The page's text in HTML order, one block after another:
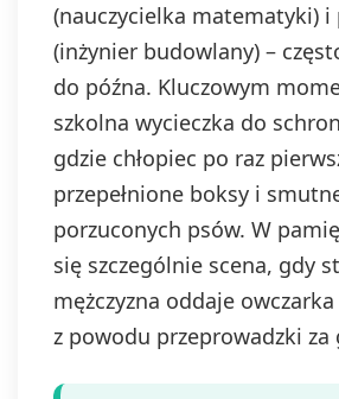
(nauczycielka matematyki) i
(inżynier budowlany) –
do późna. Kluczowym
szkolna wycieczka do
gdzie chłopiec po raz
przepełnione boksy i
porzuconych psów. W
się szczególnie scena, gdy
mężczyzna oddaje
z powodu przeprowadzki za